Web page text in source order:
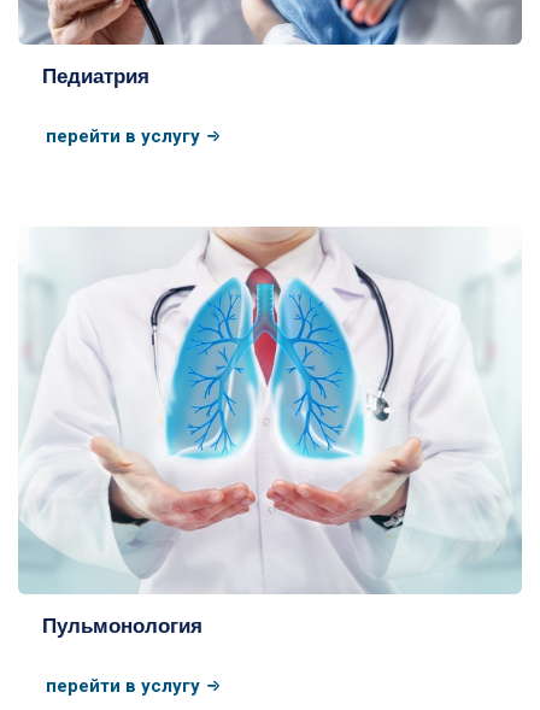
Педиатрия
перейти в услугу
Пульмонология
перейти в услугу